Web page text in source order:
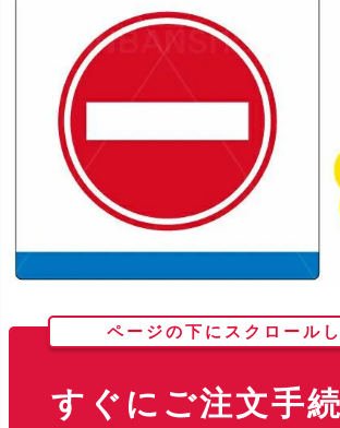
ページの下にスクロール
すぐにご注文手